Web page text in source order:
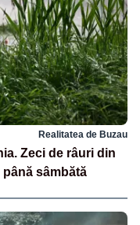
Realitatea de Buzau
Zeci de râuri din
sâmbătă